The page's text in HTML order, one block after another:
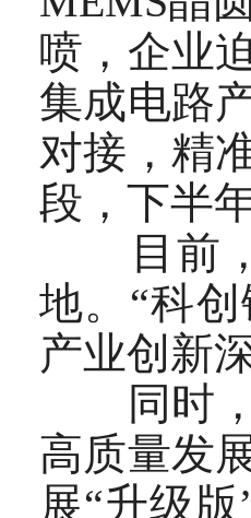
喷，企业
集成电路
对接，精
段，下半
目前，
地。“科
产业创新
同时，
高质量发
展“升级